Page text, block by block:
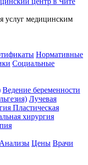
услуг медицинским
Нормативные
Социальные
Ведение беременности
Лучевая
Пластическая
хирургия
Анализы Цены Врачи